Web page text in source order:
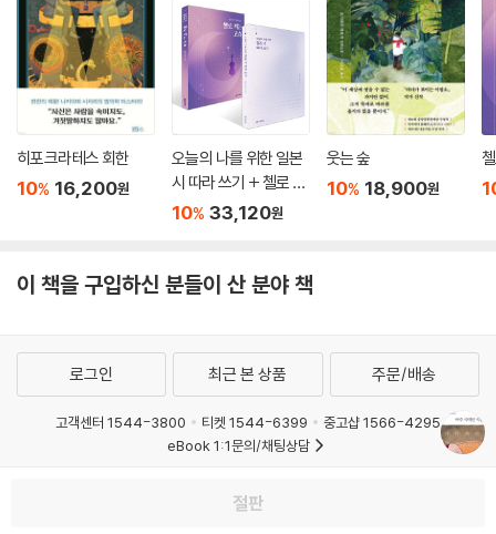
히포크라테스 회한
10% 16,200원
오늘의 나를 위한 일본
시 따라 쓰기 + 첼로 켜
는 고슈 세트
10% 33,120원
웃는 숲
10% 18,900원
이 책을 구입하신 분들이 산 분야 책
절판
로그인 최근 본 상품 주문/배송
고객센터 1544-3800 티켓 1544-6399
중고샵 1566-4295
eBook 1:1문의/채팅상담
개인정보처리방침